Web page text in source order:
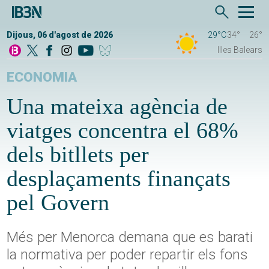
Dijous, 06 d'agost de 2026 29°C34°
26°
Illes Balears
ECONOMIA
Una mateixa agència de
viatges concentra el 68%
dels bitllets per
desplaçaments finançats
pel Govern
Més per Menorca demana que es barati
la normativa per poder repartir els fons